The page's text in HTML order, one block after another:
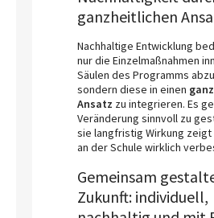
ganzheitlichen
Nachhaltige Entwicklung
nur die Einzelmaßnahmen
Säulen des Programms
sondern diese in einen
Ansatz zu integrieren. Es
Veränderung sinnvoll zu
sie langfristig Wirkung zeigt
an der Schule wirklich
Gemeinsam
Zukunft: individuell,